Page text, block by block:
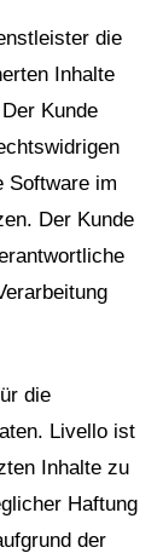
die
Inhalte
Kunde
Software im
Der Kunde
die
Livello ist
Inhalte zu
Haftung
der